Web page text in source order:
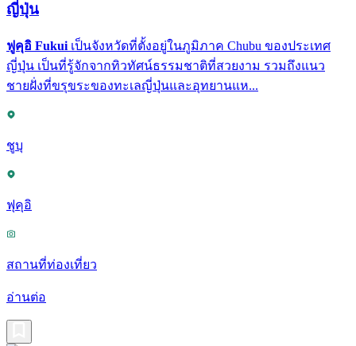
ญี่ปุ่น
ฟูคุอิ Fukui เป็นจังหวัดที่ตั้งอยู่ในภูมิภาค Chubu ของประเทศ
ญี่ปุ่น เป็นที่รู้จักจากทิวทัศน์ธรรมชาติที่สวยงาม รวมถึงแนว
ชายฝั่งที่ขรุขระของทะเลญี่ปุ่นและอุทยานแห...
ชูบุ
ฟุคุอิ
สถานที่ท่องเที่ยว
อ่านต่อ